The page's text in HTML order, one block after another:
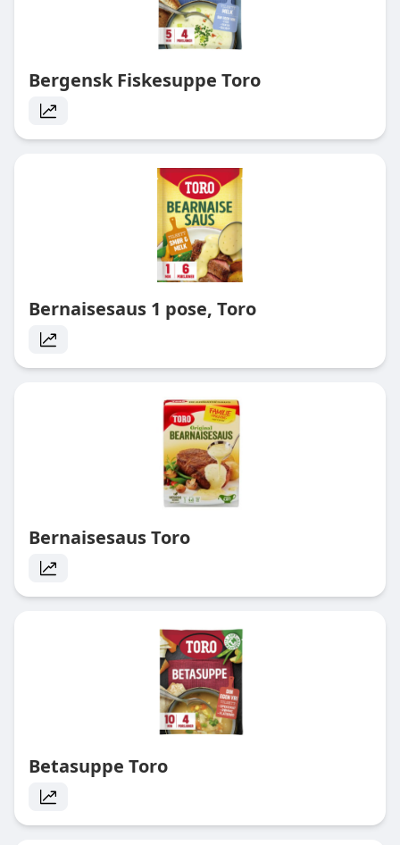
Bergensk Fiskesuppe Toro
Bernaisesaus 1 pose, Toro
Bernaisesaus Toro
Betasuppe Toro